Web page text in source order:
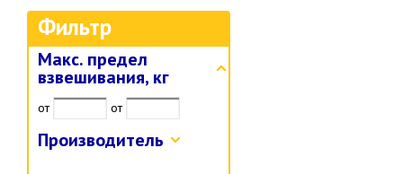
Фильтр
Макс. предел
взвешивания, кг
от от
Производитель